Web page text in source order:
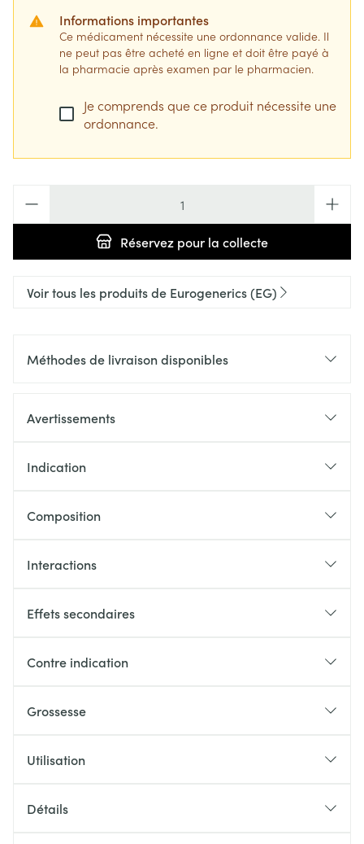
Informations importantes
Ce médicament nécessite une ordonnance valide. Il
ne peut pas être acheté en ligne et doit être payé à
la pharmacie après examen par le pharmacien.
Je comprends que ce produit nécessite une
ordonnance.
Réservez pour la collecte
Voir tous les produits de Eurogenerics (EG)
Méthodes de livraison disponibles
Avertissements
Indication
Composition
Interactions
Effets secondaires
Contre indication
Grossesse
Utilisation
Détails